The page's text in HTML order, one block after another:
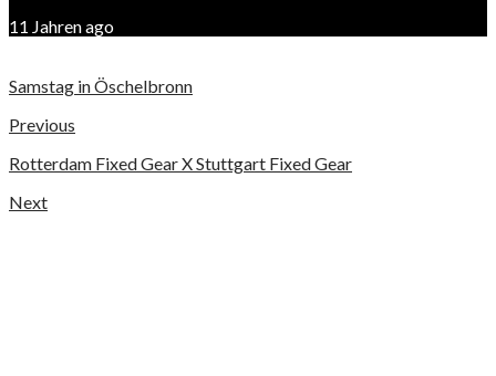
11 Jahren ago
Samstag in Öschelbronn
Previous
Rotterdam Fixed Gear X Stuttgart Fixed Gear
Next